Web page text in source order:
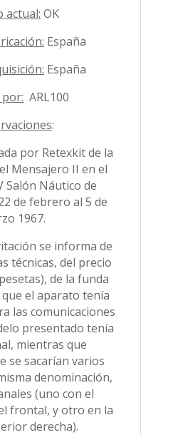
actual: OK
España
España
ARL100
:
por Retexkit de la
Mensajero II en el
Salón Náutico de
de febrero al 5 de
1967.
se informa de
técnicas, del precio
de la funda
el aparato tenía
las comunicaciones
presentado tenía
mientras que
se sacarían varios
denominación,
(uno con el
frontal, y otro en la
derecha).